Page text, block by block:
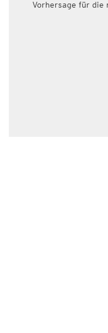
Vorhersage für die